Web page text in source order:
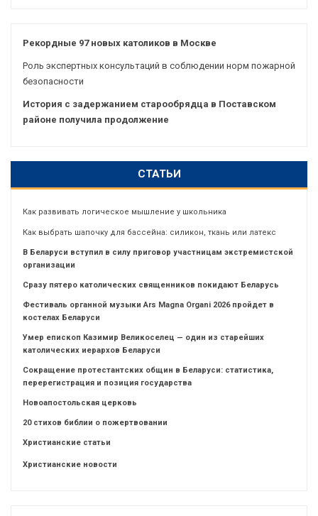
Рекордные 97 новых католиков в Москве
Роль экспертных консультаций в соблюдении норм пожарной
безопасности
История с задержанием старообрядца в Поставском
районе получила продолжение
СТАТЬИ
Как развивать логическое мышление у школьника
Как выбрать шапочку для бассейна: силикон, ткань или латекс
В Беларуси вступил в силу приговор участницам экстремистской
организации
Сразу пятеро католических священников покидают Беларусь
Фестиваль органной музыки Ars Magna Organi 2026 пройдет в
костелах Беларуси
Умер епископ Казимир Великоселец — один из старейших
католических иерархов Беларуси
Сокращение протестантских общин в Беларуси: статистика,
перерегистрация и позиция государства
Новоапостольская церковь
20 стихов библии о пожертвовании
Христианские статьи
Христианские новости